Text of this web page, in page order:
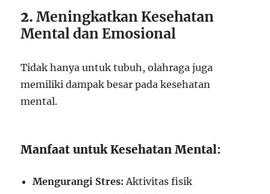
2.Meningkatkan Kesehatan
Mental dan Emosional
Tidak hanya untuk tubuh, olahraga juga
memiliki dampak besar pada kesehatan
mental.
Manfaat untuk Kesehatan Mental:
Mengurangi Stres: Aktivitas fisik